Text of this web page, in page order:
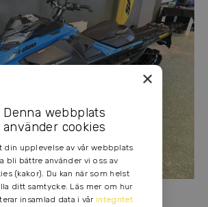
×
Denna webbplats
använder cookies
din upplevelse av vår webbplats
bli bättre använder vi oss av
(kakor). Du kan när som helst
ditt samtycke. Läs mer om hur
insamlad data i vår integritet